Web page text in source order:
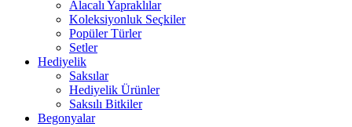
Alacalı Yapraklılar
Koleksiyonluk Seçkiler
Popüler Türler
Setler
Hediyelik
Saksılar
Hediyelik Ürünler
Saksılı Bitkiler
Begonyalar